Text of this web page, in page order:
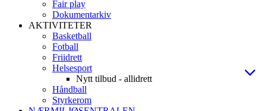
Fair play
Dokumentarkiv
AKTIVITETER
Basketball
Fotball
Friidrett
Helsesport
Nytt tilbud - allidrett
Håndball
Styrkerom